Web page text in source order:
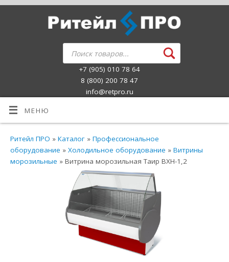
+7 (905) 010 78 64
8 (800) 200 78 47
info@retpro.ru
МЕНЮ
Ритейл ПРО »Каталог »Профессиональное
оборудование »Холодильное оборудование »Витрины
морозильные » Витрина морозильная Таир ВХН-1,2